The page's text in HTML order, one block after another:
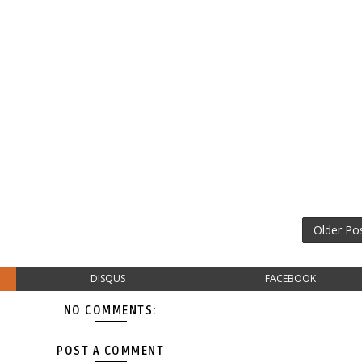
Older
DISQUS FACEBOOK
NO COMMENTS:
POST A COMMENT